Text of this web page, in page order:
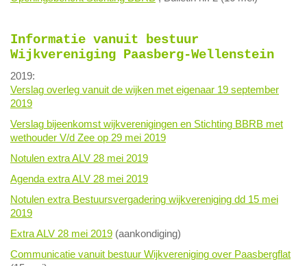
Informatie vanuit bestuur
Wijkvereniging Paasberg-Wellenstein
2019:
Verslag overleg vanuit de wijken met eigenaar 19 september
2019
Verslag bijeenkomst wijkverenigingen en Stichting BBRB met
wethouder V/d Zee op 29 mei 2019
Notulen extra ALV 28 mei 2019
Agenda extra ALV 28 mei 2019
Notulen extra Bestuursvergadering wijkvereniging dd 15 mei
2019
Extra ALV 28 mei 2019 (aankondiging)
Communicatie vanuit bestuur Wijkvereniging over Paasbergflat